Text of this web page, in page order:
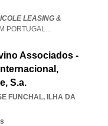
LEASING &
PORTUGAL...
Associados -
S.a.
FUNCHAL, ILHA DA